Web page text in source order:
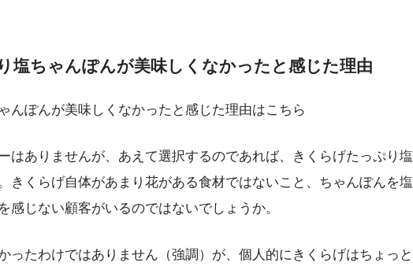
塩ちゃんぽんが美味しくなかったと感じた理由
んぽんが美味しくなかったと感じた理由はこちら
はありませんが、あえて選択するのであれば、きくらげたっぷり塩
きくらげ自体があまり花がある食材ではないこと、ちゃんぽんを塩
感じない顧客がいるのではないでしょうか。
ったわけではありません（強調）が、個人的にきくらげはちょっと